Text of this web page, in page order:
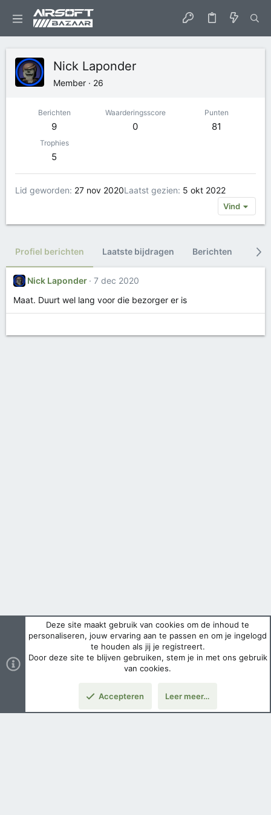
Nick Laponder
Member · 26
Berichten
9
Waarderingsscore
0
Punten
81
Trophies
5
Lid geworden 27 nov 2020Laatst gezien 5 okt 2022
Vind
Profiel berichten Laatste bijdragen Berichten
Nick Laponder
7 dec 2020
Maat. Duurt wel lang voor die bezorger er is
Deze site maakt gebruik van cookies om de inhoud te
personaliseren, jouw ervaring aan te passen en om je ingelogd
te houden als jij je registreert.
Door deze site te blijven gebruiken, stem je in met ons gebruik
van cookies.
Accepteren Leer meer…